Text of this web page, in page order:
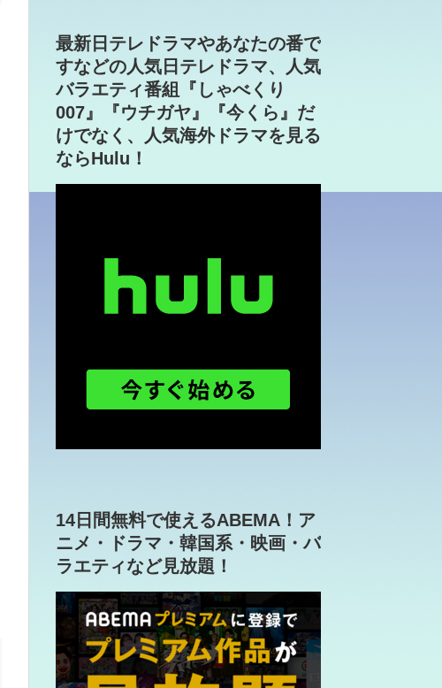
最新日テレドラマやあなたの番で
すなどの人気日テレドラマ、人気
バラエティ番組『しゃべくり
007』『ウチガヤ』『今くら』だ
けでなく、人気海外ドラマを見る
ならHulu！
14日間無料で使えるABEMA！ア
ニメ・ドラマ・韓国系・映画・バ
ラエティなど見放題！